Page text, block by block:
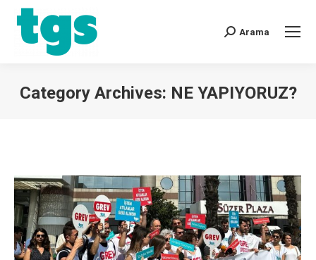
Arama
Category Archives: NE YAPIYORUZ?